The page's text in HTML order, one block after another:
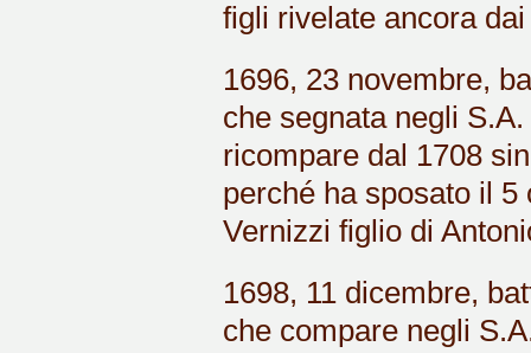
figli rivelate ancora
1696, 23 novembre,
che segnata negli
ricompare dal 1708
perché ha sposato il 5
Vernizzi figlio di
1698, 11 dicembre,
che compare negli